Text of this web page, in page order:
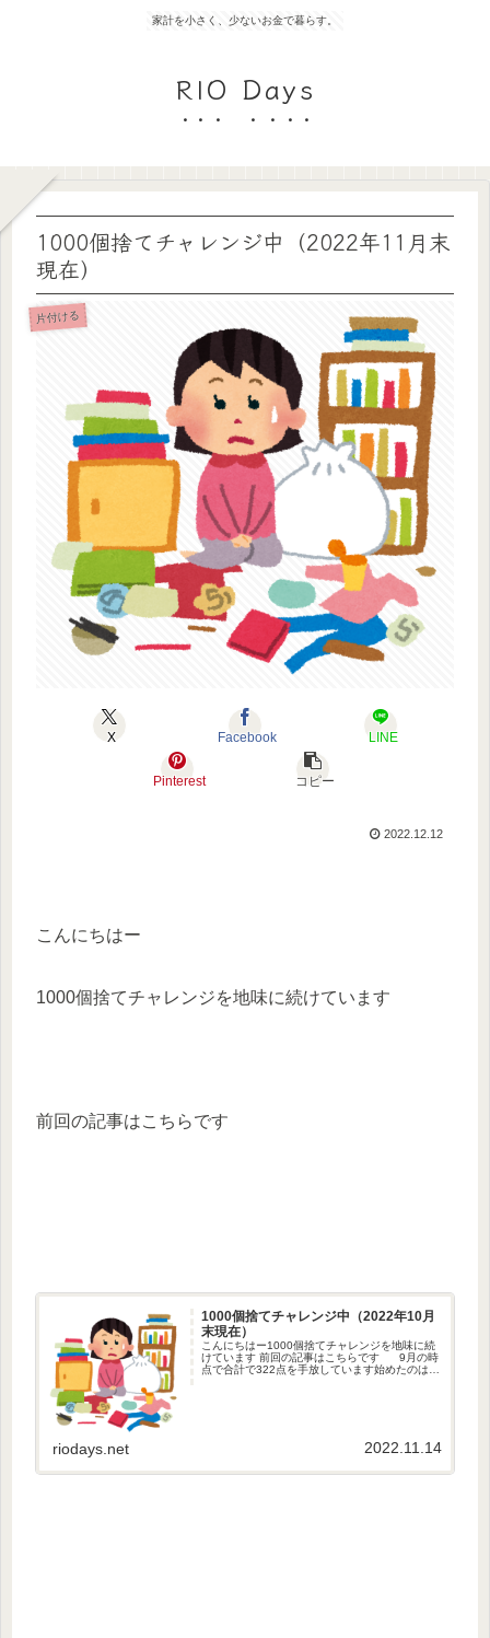
家計を小さく、少ないお金で暮らす。
RIO Days
1000個捨てチャレンジ中（2022年11月末
現在）
片付ける
X Facebook LINE
Pinterest コピー
2022.12.12
こんにちはー
1000個捨てチャレンジを地味に続けています
前回の記事はこちらです
1000個捨てチャレンジ中（2022年10月
末現在）
こんにちはー1000個捨てチャレンジを地味に続
けています 前回の記事はこちらです 9月の時
点で合計で322点を手放しています始めたのは
riodays.net 2022.11.14